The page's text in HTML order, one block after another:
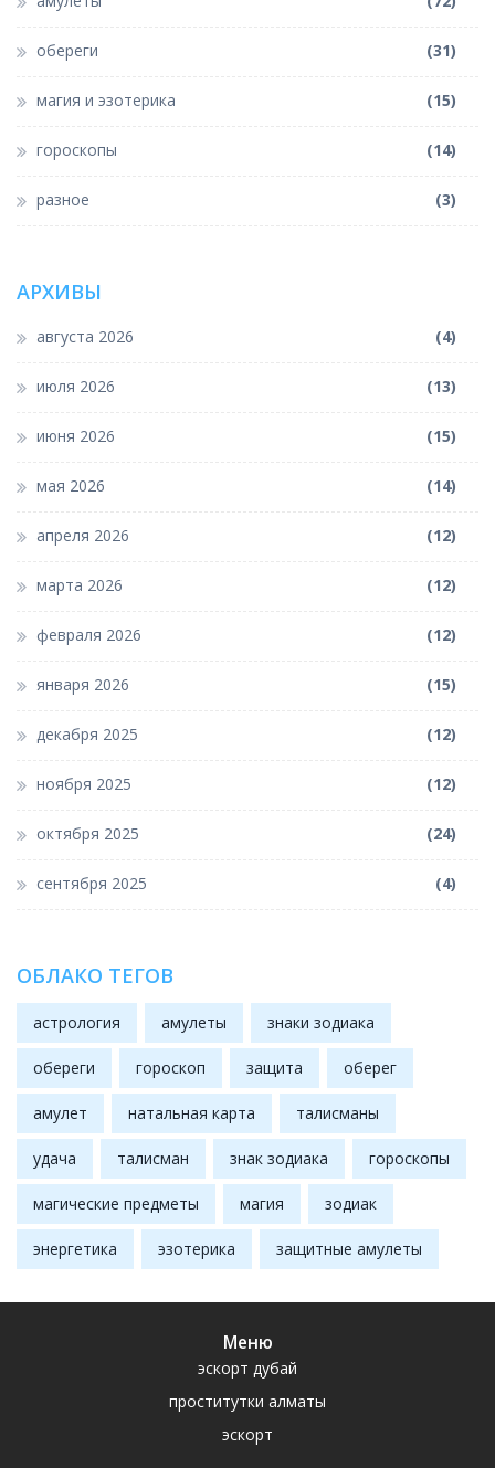
обереги (31)
магия и эзотерика (15)
гороскопы (14)
разное (3)
АРХИВЫ
августа 2026 (4)
июля 2026 (13)
июня 2026 (15)
мая 2026 (14)
апреля 2026 (12)
марта 2026 (12)
февраля 2026 (12)
января 2026 (15)
декабря 2025 (12)
ноября 2025 (12)
октября 2025 (24)
сентября 2025 (4)
ОБЛАКО ТЕГОВ
астрология амулеты знаки зодиака
обереги гороскоп защита оберег
амулет натальная карта талисманы
удача талисман знак зодиака гороскопы
магические предметы магия зодиак
энергетика эзотерика защитные амулеты
Меню
эскорт дубай
проститутки алматы
эскорт